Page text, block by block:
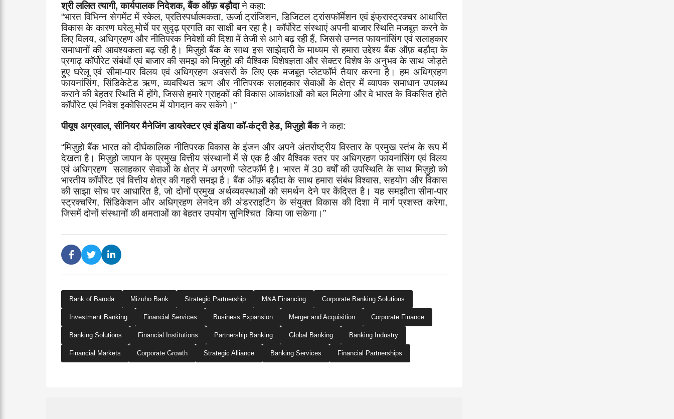
श्री ललित त्यागी,कार्यपालक निदेशक,बैंक ऑफ़ बड़ौदाने कहा:
“भारत विभिन्न सेगमेंट में स्केल,प्रतिस्पर्धात्मकता,ऊर्जा ट्रांजिशन,डिजिटल ट्रांसफॉर्मेशन एवं इंफ्रास्ट्रक्चर आधारित
विकास के कारण घरेलू मोर्चे पर सुदृढ़ प्रगति का साक्षी बन रहा है। कॉर्पोरेट संस्थाएं अपनी बाजार स्थिति मजबूत करने के
लिए विलय,अधिग्रहण और नीतिपरक निवेशों की दिशा में तेजी से आगे बढ़ रही हैं,जिससे उन्नत फायनांसिंग एवं सलाहकार
समाधानों की आवश्यकता बढ़ रही है। मिज़ुहो बैंक के साथ इस साझेदारी के माध्यम से हमारा उद्देश्य बैंक ऑफ़ बड़ौदा के
प्रगाढ़ कॉर्पोरेट संबंधों एवं बाजार की समझ को मिज़ुहो की वैश्विक विशेषज्ञता और सेक्टर विशेष के अनुभव के साथ जोड़ते
हुए घरेलू एवं सीमा-पार विलय एवं अधिग्रहण अवसरों के लिए एक मजबूत प्लेटफॉर्म तैयार करना है। हम अधिग्रहण
फायनांसिंग,सिंडिकेटेड ऋण,व्यवस्थित ऋण और नीतिपरक सलाहकार सेवाओं के क्षेत्र में व्यापक समाधान उपलब्ध
कराने की बेहतर स्थिति में होंगे,जिससे हमारे ग्राहकों की विकास आकांक्षाओं को बल मिलेगा और वे भारत के विकसित होते
कॉर्पोरेट एवं निवेश इकोसिस्टम में योगदान कर सकेंगे।”
पीयूष अग्रवाल,सीनियर मैनेजिंग डायरेक्टर एवं इंडिया कॉ-कंट्री हेड,मिज़ुहो बैंकने कहा:
“मिज़ुहो बैंक भारत को दीर्घकालिक नीतिपरक विकास के इंजन और अपने अंतर्राष्ट्रीय विस्तार के प्रमुख स्तंभ के रूप में
देखता है। मिज़ुहो जापान के प्रमुख वित्तीय संस्थानों में से एक है और वैश्विक स्तर पर अधिग्रहण फायनांसिंग एवं विलय
एवं अधिग्रहण सलाहकार सेवाओं के क्षेत्र में अग्रणी प्लेटफॉर्म है। भारत में30वर्षों की उपस्थिति के साथ मिज़ुहो को
भारतीय कॉर्पोरेट एवं वित्तीय क्षेत्र की गहरी समझ है। बैंक ऑफ़ बड़ौदा के साथ हमारा संबंध विश्वास,सहयोग और विकास
की साझा सोच पर आधारित है,जो दोनों प्रमुख अर्थव्यवस्थाओं को समर्थन देने पर केंद्रित है। यह समझौता सीमा-पार
स्ट्रक्चरिंग,सिंडिकेशन और अधिग्रहण लेनदेन की अंडरराइटिंग के संयुक्त विकास की दिशा में मार्ग प्रशस्त करेगा,
जिसमें दोनों संस्थानों की क्षमताओं का बेहतर उपयोग सुनिश्चित किया जा सकेगा।”
Bank of Baroda Mizuho Bank Strategic Partnership M&A Financing Corporate Banking Solutions
Investment Banking Financial Services Business Expansion Merger and Acquisition Corporate Finance
Banking Solutions Financial Institutions Partnership Banking Global Banking Banking Industry
Financial Markets Corporate Growth Strategic Alliance Banking Services Financial Partnerships